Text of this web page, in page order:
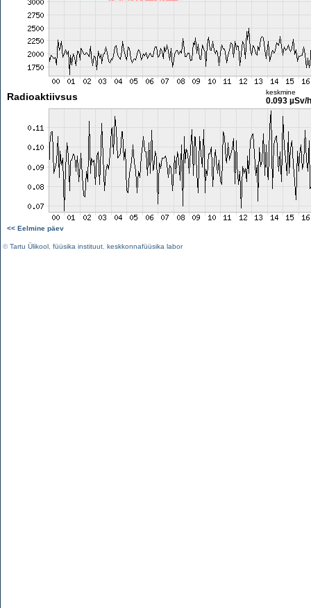
Radioaktiivsus keskmine
0.093 µSv/h
<< Eelmine päev
©Tartu Ülikool füüsika instituut keskkonnafüüsika labor